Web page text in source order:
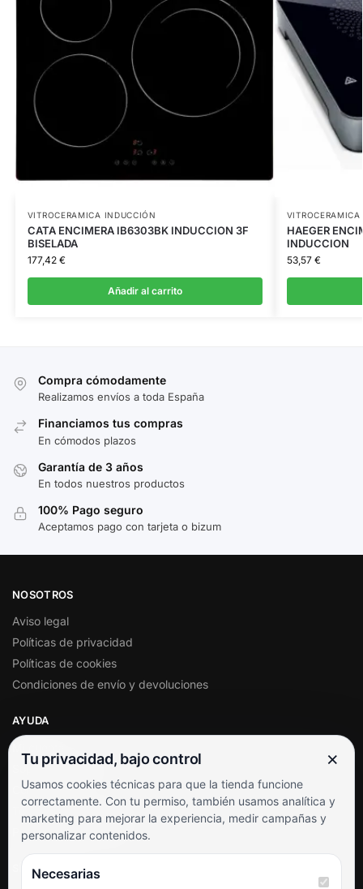
VITROCERAMICA INDUCCIÓN
CATA ENCIMERA IB6303BK INDUCCION 3F
BISELADA
177,42 €
Añadir al carrito
HAEGER
INDUCCION
53,57 €
Compra cómodamente
Realizamos envíos a toda España
Financiamos tus compras
En cómodos plazos
Garantía de 3 años
En todos nuestros productos
100% Pago seguro
Aceptamos pago con tarjeta o bizum
NOSOTROS
Aviso legal
Políticas de privacidad
Políticas de cookies
Condiciones de envío y devoluciones
AYUDA
Soporte al cliente
Contacto
Términos y condiciones
Preguntas frecuentes
SÍGUENOS
Tu privacidad, bajo control ×
Usamos cookies técnicas para que la tienda funcione
correctamente. Con tu permiso, también usamos analítica y
marketing para mejorar la experiencia, medir campañas y
personalizar contenidos.
Necesarias